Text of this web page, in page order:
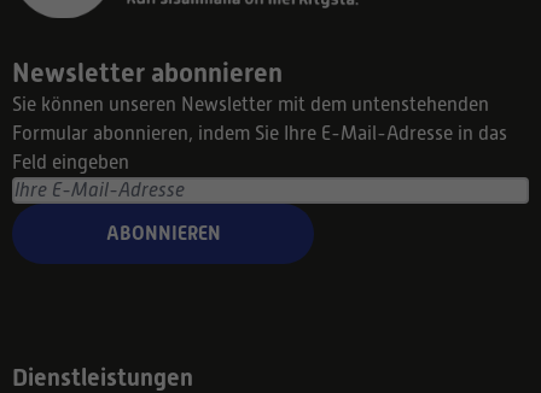
Newsletter abonnieren
Sie können unseren Newsletter mit dem untenstehenden
Formular abonnieren, indem Sie Ihre E-Mail-Adresse in das
Feld eingeben
ABONNIEREN
Dienstleistungen